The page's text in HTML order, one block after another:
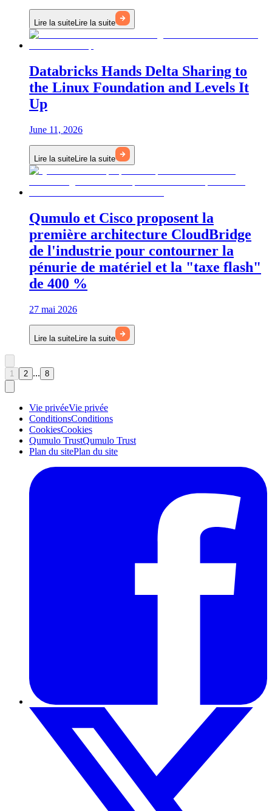
Lire la suiteLire la suite
Databricks Hands Delta Sharing to
the Linux Foundation and Levels It
Up
June 11, 2026
Lire la suiteLire la suite
Qumulo et Cisco proposent la
première architecture CloudBridge
de l'industrie pour contourner la
pénurie de matériel et la "taxe flash"
de 400 %
27 mai 2026
Lire la suiteLire la suite
1 2 ... 8
Vie privéeVie privée
ConditionsConditions
CookiesCookies
Qumulo TrustQumulo Trust
Plan du sitePlan du site